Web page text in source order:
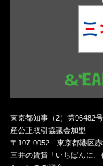
東京都知事（2）第96482
産公正取引協議会加盟
〒107-0052 東京都港区
三井の賃貸「いちばんに